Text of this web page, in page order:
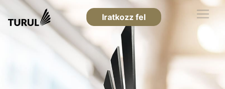
Iratkozz fel